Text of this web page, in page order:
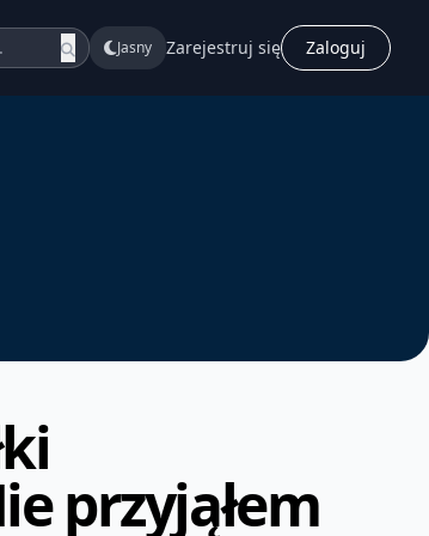
Jasny Zarejestruj się Zaloguj
przyjąłem